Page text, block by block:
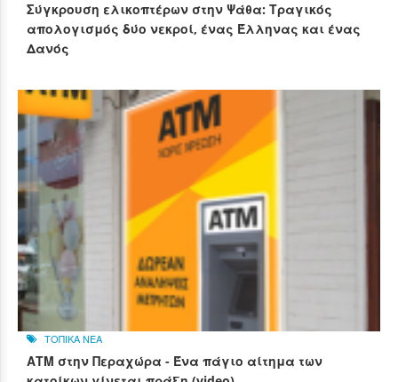
Σύγκρουση ελικοπτέρων στην Ψάθα: Τραγικός
απολογισμός δύο νεκροί, ένας Έλληνας και ένας
Δανός
ΤΟΠΙΚΑ ΝΕΑ
ΑΤΜ στην Περαχώρα - Ένα πάγιο αίτημα των